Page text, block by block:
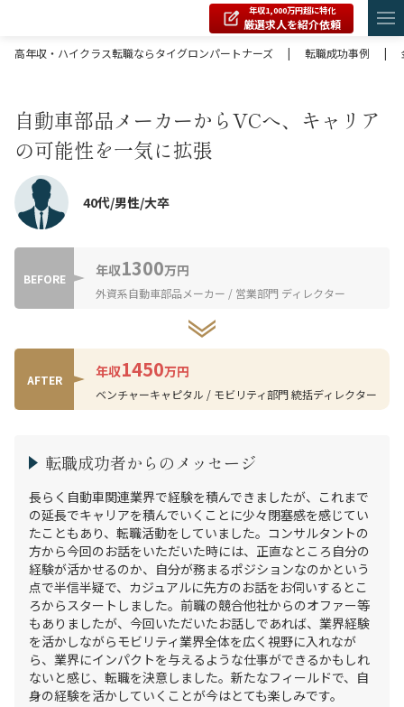
年収1,000万円超に特化
厳選求人を紹介依頼
高年収・ハイクラス転職ならタイグロンパートナーズ
| 転職成功事例 |
自動車部品メーカーからVCへ、キャリア
の可能性を一気に拡張
40代/男性/大卒
BEFORE 年収1300万円
外資系自動車部品メーカー / 営業部門 ディレクター
AFTER 年収1450万円
ベンチャーキャピタル / モビリティ部門 統括ディレクター
転職成功者からのメッセージ
長らく自動車関連業界で経験を積んできましたが、これまで
の延長でキャリアを積んでいくことに少々閉塞感を感じてい
たこともあり、転職活動をしていました。コンサルタントの
方から今回のお話をいただいた時には、正直なところ自分の
経験が活かせるのか、自分が務まるポジションなのかという
点で半信半疑で、カジュアルに先方のお話をお伺いするとこ
ろからスタートしました。前職の競合他社からのオファー等
もありましたが、今回いただいたお話しであれば、業界経験
を活かしながらモビリティ業界全体を広く視野に入れなが
ら、業界にインパクトを与えるような仕事ができるかもしれ
ないと感じ、転職を決意しました。新たなフィールドで、自
身の経験を活かしていくことが今はとても楽しみです。